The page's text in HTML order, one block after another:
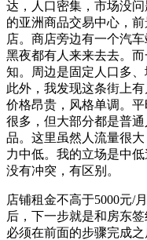
达，人口密集，市场没
的亚洲商品交易中心，
店。商店旁边有一个汽
黑夜都有人来来去去。
知。周边是固定人口多
此外，我发现这条街上
价格昂贵，风格单调。
很多，但大部分都是普
品。这里虽然人流量很
力中低。我的立场是中
没有冲突，有区别。
店铺租金不高于5000元/
后，下一步就是和房东
必须在前面的步骤完成